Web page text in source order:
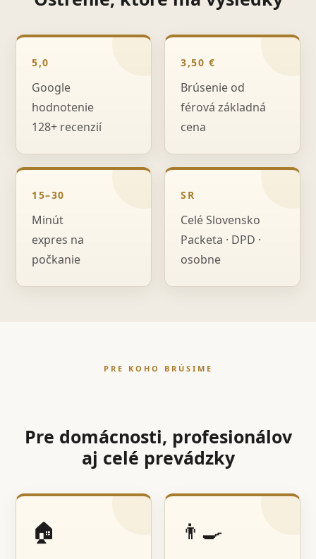
5,0
Google
hodnotenie
128+ recenzií
3,50 €
Brúsenie od
férová základná
cena
15–30
Minút
expres na
počkanie
SR
Celé Slovensko
Packeta · DPD ·
osobne
PRE KOHO BRÚSIME
Pre domácnosti, profesionálov
aj celé prevádzky
🏠 👨‍🍳